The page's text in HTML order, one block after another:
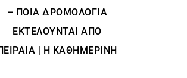
– ΠΟΙΑ ΔΡΟΜΟΛΌΓΙΑ
ΕΚΤΕΛΟΎΝΤΑΙ ΑΠΌ
| Η ΚΑΘΗΜΕΡΙΝΗ